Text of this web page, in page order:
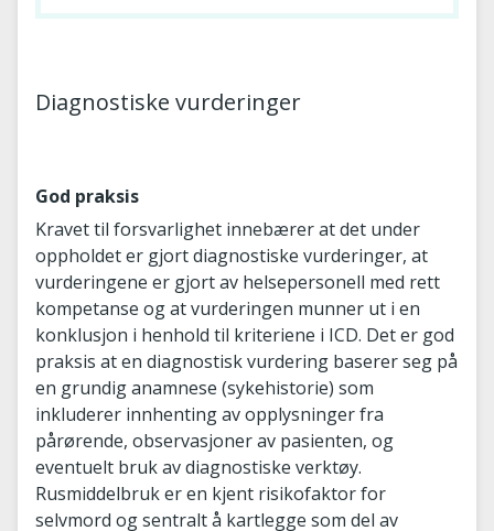
Diagnostiske vurderinger
God praksis
Kravet til forsvarlighet innebærer at det under
oppholdet er gjort diagnostiske vurderinger, at
vurderingene er gjort av helsepersonell med rett
kompetanse og at vurderingen munner ut i en
konklusjon i henhold til kriteriene i ICD. Det er god
praksis at en diagnostisk vurdering baserer seg på
en grundig anamnese (sykehistorie) som
inkluderer innhenting av opplysninger fra
pårørende, observasjoner av pasienten, og
eventuelt bruk av diagnostiske verktøy.
Rusmiddelbruk er en kjent risikofaktor for
selvmord og sentralt å kartlegge som del av